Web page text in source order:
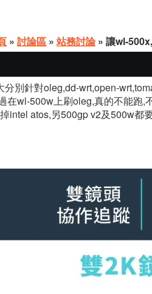
» 討論區 » 站務討論» 讓wl-
分別針對oleg,dd-wrt,open-
在wl-500w上刷oleg,真的不能跑,
intel atos,另500gp v2及500w都